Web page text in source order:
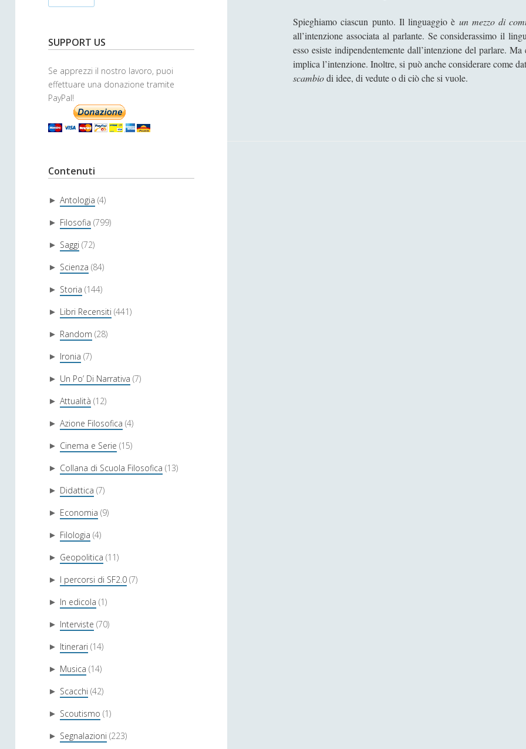
h
SUPPORT US
Se apprezzi il nostro lavoro, puoi
effettuare una donazione tramite
PayPal!
Contenuti
► Antologia (4)
► Filosofia (799)
► Saggi (72)
► Scienza (84)
► Storia (144)
► Libri Recensiti (441)
► Random (28)
► Ironia (7)
► Un Po’ Di Narrativa (7)
► Attualità (12)
► Azione Filosofica (4)
► Cinema e Serie (15)
► Collana di Scuola Filosofica (13)
► Didattica (7)
► Economia (9)
► Filologia (4)
► Geopolitica (11)
► I percorsi di SF2.0 (7)
► In edicola (1)
► Interviste (70)
► Itinerari (14)
► Musica (14)
► Scacchi (42)
► Scoutismo (1)
► Segnalazioni (223)
Spieghiamo ciascun punto. Il linguaggio è un mezzo di
all’intenzione associata al parlante. Se considerassimo il
esso esiste indipendentemente dall’intenzione del parlare.
implica l’intenzione. Inoltre, si può anche considerare come
scambiodi idee, di vedute o di ciò che si vuole.